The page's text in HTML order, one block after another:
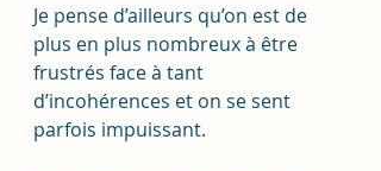
Je pense d’ailleurs qu’on est de
plus en plus nombreux à être
frustrés face à tant
d’incohérences et on se sent
parfois impuissant.